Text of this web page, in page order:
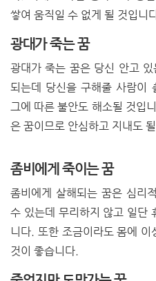
쌓여 움직일 수 없게 될 것입니
광대가 죽는 꿈
광대가 죽는 꿈은 당신 안고
되는데 당신을 구해줄 사람이
그에 따른 불안도 해소될 것입
은 꿈이므로 안심하고 지내도
좀비에게 죽이는 꿈
좀비에게 살해되는 꿈은 심리
수 있는데 무리하지 않고 일단
니다. 또한 조금이라도 몸에
것이 좋습니다.